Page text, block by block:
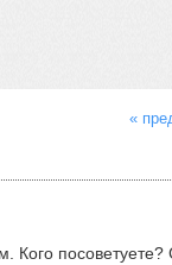
«
посоветуете?